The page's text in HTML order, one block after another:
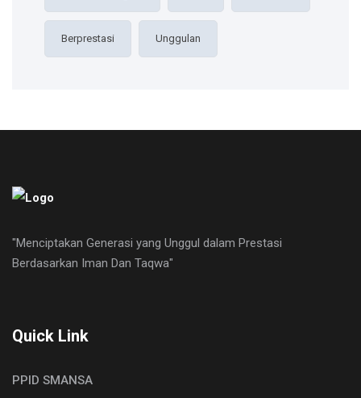
Berprestasi Unggulan
"Menciptakan Generasi yang Unggul dalam Prestasi
Berdasarkan Iman Dan Taqwa"
Quick Link
PPID SMANSA